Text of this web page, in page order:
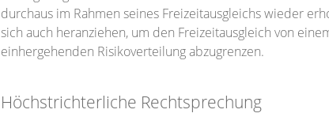
durchaus im Rahmen seines Freizeitausgleichs wieder
sich auch heranziehen, um den Freizeitausgleich von
einhergehenden Risikoverteilung abzugrenzen.
Höchstrichterliche Rechtsprechung